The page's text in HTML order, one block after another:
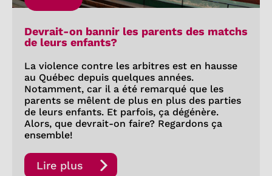
Devrait-on bannir les parents des matchs
de leurs enfants?
La violence contre les arbitres est en hausse
au Québec depuis quelques années.
Notamment, car il a été remarqué que les
parents se mêlent de plus en plus des parties
de leurs enfants. Et parfois, ça dégénère.
Alors, que devrait-on faire? Regardons ça
ensemble!
Lire plus